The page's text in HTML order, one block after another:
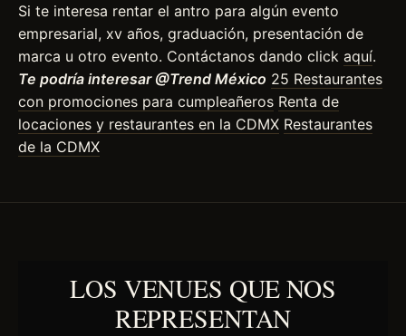
Si te interesa rentar el antro para algún evento
empresarial, xv años, graduación, presentación de
marca u otro evento. Contáctanos dando click aquí.
Te podría interesar @Trend México 25 Restaurantes
con promociones para cumpleañeros Renta de
locaciones y restaurantes en la CDMX Restaurantes
de la CDMX
LOS VENUES QUE NOS
REPRESENTAN